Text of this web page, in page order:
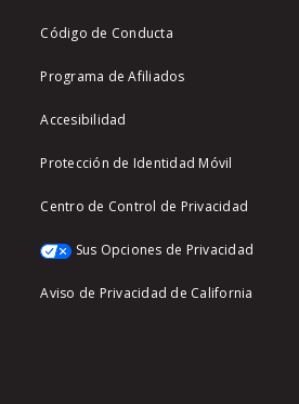
Código de Conducta
Programa de Afiliados
Accesibilidad
Protección de Identidad Móvil
Centro de Control de Privacidad
Sus Opciones de Privacidad
Aviso de Privacidad de California